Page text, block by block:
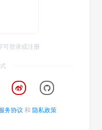
可登录或注册
务协议 和 隐私政策